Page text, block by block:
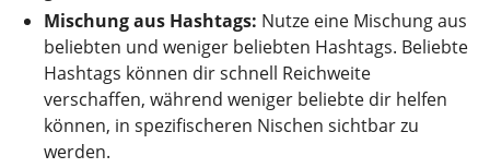
Mischung aus Hashtags: Nutze eine Mischung aus
beliebten und weniger beliebten Hashtags. Beliebte
Hashtags können dir schnell Reichweite
verschaffen, während weniger beliebte dir helfen
können, in spezifischeren Nischen sichtbar zu
werden.